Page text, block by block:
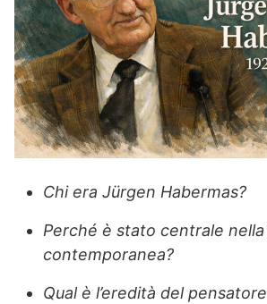
Chi era Jürgen Habermas?
Perché è stato centrale
contemporanea?
Qual è l’eredità del